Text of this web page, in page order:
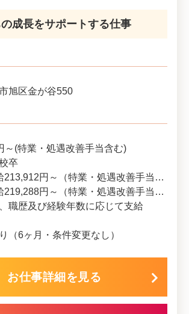
成長をサポートする仕事
旭区金が谷550
～(特業・処遇改善手当含む)
卒
円～（特業・処遇改善手当含む）
円～（特業・処遇改善手当含む）
職歴及び経験年数に応じて支給
（6ヶ月・条件変更なし）
お仕事詳細を見る